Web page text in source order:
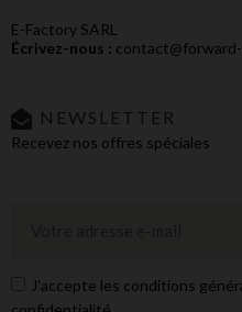
E-Factory SARL
Écrivez-nous :
NEWSLETTER
Recevez nos offres spéciales
J'accepte les conditions